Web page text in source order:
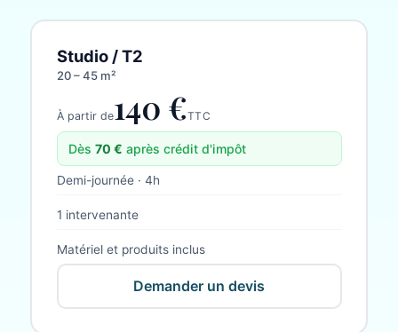
Studio / T2
20 – 45 m²
À partir de140 €TTC
Dès 70 € après crédit d'impôt
Demi-journée · 4h
1 intervenante
Matériel et produits inclus
Demander un devis